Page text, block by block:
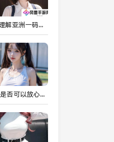
如何理解亚洲一码和欧洲二码的尺码区别，购买鞋服时避免尺码不合适的尴尬？
18岁是否可以放心食用香蕉、水蜜桃和丝瓜？健康饮食建议大揭秘